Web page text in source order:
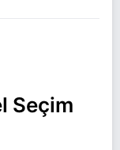
Seçim